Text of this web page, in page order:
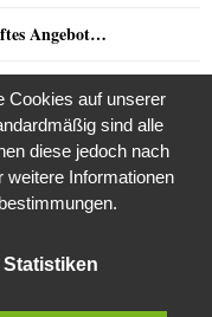
Angebot…
Angebot…
Angebot…
Angebot…
Cookies auf unserer
sind alle
diese jedoch nach
weitere Informationen
Statistiken